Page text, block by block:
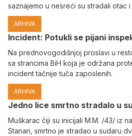
saznajemo u nesreći su stradali otac
ARHIVA
Incident: Potukli se pijani
Na prednovogodišnjoj proslavi u
sa strancima BiH koja je održana
incident tačnije tuča zaposlenih.
ARHIVA
Јedno lice smrtno stradalo u
Muškarac čiji su inicijali M.M. /43/ iz
Stanari, smrtno je stradao u sudaru